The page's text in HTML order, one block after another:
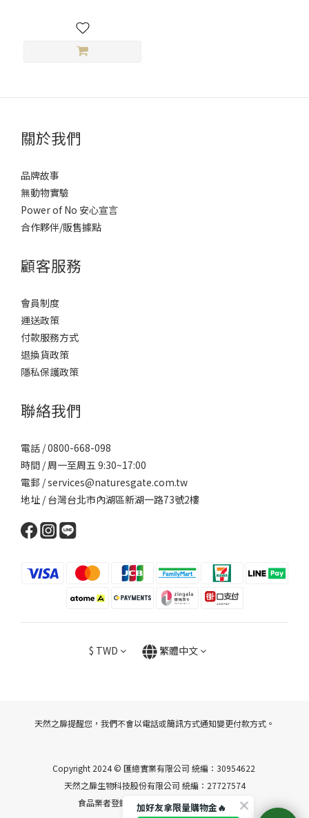
關於我們
品牌故事
無動物實驗
Power of No 安心宣言
合作夥伴/販售據點
顧客服務
會員制度
運送政策
付款服務方式
退換貨政策
隱私保護政策
聯絡我們
電話 / 0800-668-098
時間 / 周一至周五 9:30~17:00
電郵 / services@naturesgate.com.tw
地址 / 台灣台北市內湖區新湖一路73號2樓
$ TWD 繁體中文
天然之扉提醒您，我們不會以電話或簡訊方式通知變更付款方式。
Copyright 2024 © 匯總實業有限公司 統編：30954622
天然之扉生物科技股份有限公司 統編：27727574
食品業者登錄字號 A-130954622-00000-9
加好友拿限量購物金🔥